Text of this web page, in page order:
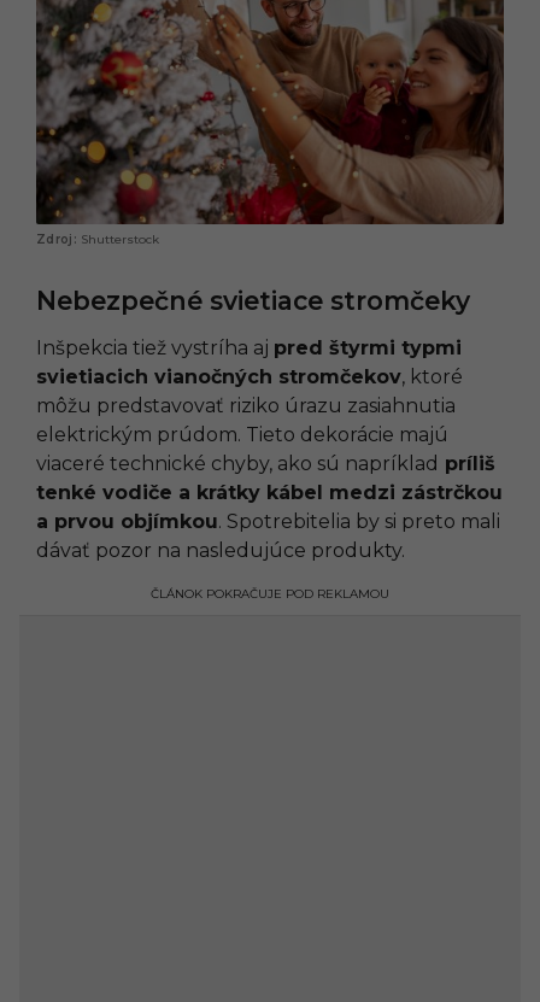
Shutterstock
Nebezpečné svietiace stromčeky
Inšpekcia tiež vystríha aj pred štyrmi typmi
svietiacich vianočných stromčekov, ktoré
môžu predstavovať riziko úrazu zasiahnutia
elektrickým prúdom. Tieto dekorácie majú
viaceré technické chyby, ako sú napríklad príliš
tenké vodiče a krátky kábel medzi zástrčkou
a prvou objímkou. Spotrebitelia by si preto mali
dávať pozor na nasledujúce produkty.
ČLÁNOK POKRAČUJE POD REKLAMOU